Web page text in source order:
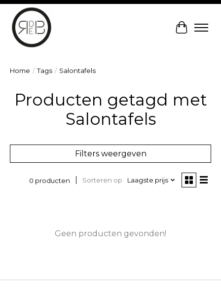
Home / Tags / Salontafels
Producten getagd met
Salontafels
Filters weergeven
0 producten Sorteren op Laagste prijs
Geen producten gevonden!